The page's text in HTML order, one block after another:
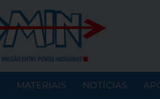
MATERIAIS NOTÍCIAS